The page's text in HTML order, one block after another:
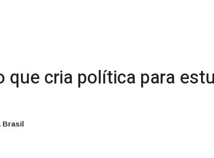
que cria política para
Brasil